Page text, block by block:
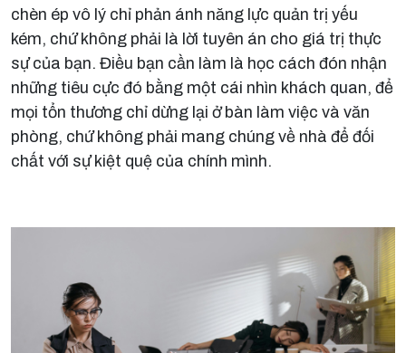
chèn ép vô lý chỉ phản ánh năng lực quản trị yếu
kém, chứ không phải là lời tuyên án cho giá trị thực
sự của bạn. Điều bạn cần làm là học cách đón nhận
những tiêu cực đó bằng một cái nhìn khách quan, để
mọi tổn thương chỉ dừng lại ở bàn làm việc và văn
phòng, chứ không phải mang chúng về nhà để đối
chất với sự kiệt quệ của chính mình.